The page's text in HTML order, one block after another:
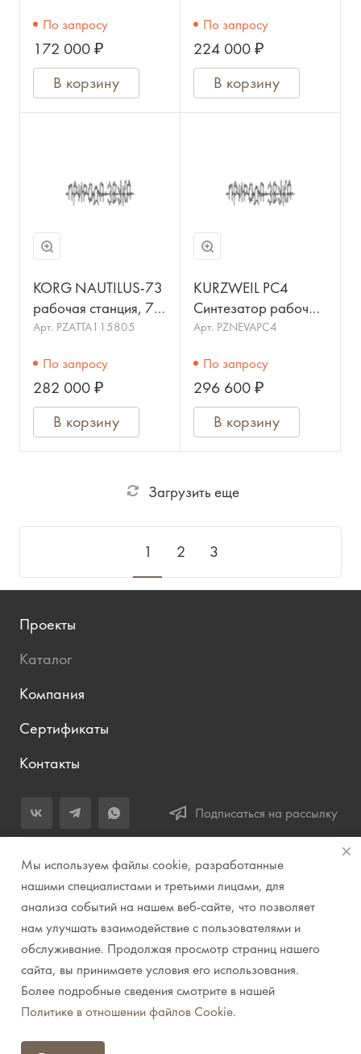
По запросу
172 000 ₽
В корзину
По запросу
224 000 ₽
В корзину
KORG NAUTILUS-73
рабочая станция, 73
клавиши
Арт. PZATTA115805
По запросу
282 000 ₽
В корзину
KURZWEIL PC4
Синтезатор рабочая
станция 88 клавиш
Арт. PZNEVAPC4
По запросу
296 600 ₽
В корзину
Загрузить еще
1 2 3
Проекты
Каталог
Компания
Сертификаты
Контакты
Подписаться на рассылку
+7 (343) 283-04-11
Заказать звонок
info@prirodazvuka.ru
620144, г. Екатеринбург, ул. Хохрякова, д. 98, салон 27, ТЦ
«Весенний», 2 этаж, Центральный вход с ул. Куйбышева
© 2007-2026 Компания "Природа звука" // Звук. Свет.
Видео. Комплексные решения. Музыкальные
инструменты
Мы используем файлы cookie, разработанные
нашими специалистами и третьими лицами, для
анализа событий на нашем веб-сайте, что позволяет
нам улучшать взаимодействие с пользователями и
обслуживание. Продолжая просмотр страниц нашего
сайта, вы принимаете условия его использования.
Более подробные сведения смотрите в нашей
Политике в отношении файлов Cookie.